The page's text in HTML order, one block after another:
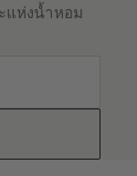
แห่งน้ำหอม